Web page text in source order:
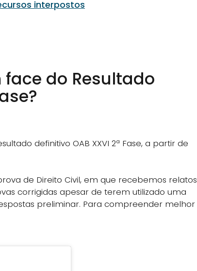
interpostos
do Resultado
definitivo OAB XXVI 2ª Fase, a partir de
de Direito Civil, em que recebemos relatos
corrigidas apesar de terem utilizado uma
preliminar. Para compreender melhor